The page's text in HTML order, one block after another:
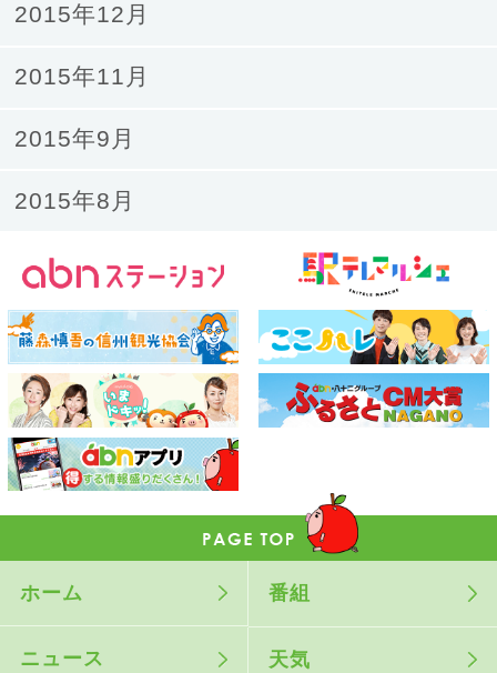
2015年12月
2015年11月
2015年9月
2015年8月
ホーム 番組
ニュース 天気